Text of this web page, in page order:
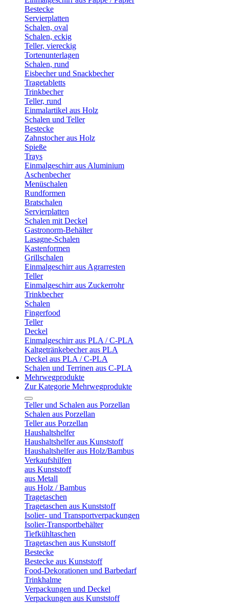
Bestecke
Servierplatten
Schalen, oval
Schalen, eckig
Teller, viereckig
Tortenunterlagen
Schalen, rund
Eisbecher und Snackbecher
Tragetabletts
Trinkbecher
Teller, rund
Einmalartikel aus Holz
Schalen und Teller
Bestecke
Zahnstocher aus Holz
Spieße
Trays
Einmalgeschirr aus Aluminium
Aschenbecher
Menüschalen
Rundformen
Bratschalen
Servierplatten
Schalen mit Deckel
Gastronorm-Behälter
Lasagne-Schalen
Kastenformen
Grillschalen
Einmalgeschirr aus Agrarresten
Teller
Einmalgeschirr aus Zuckerrohr
Trinkbecher
Schalen
Fingerfood
Teller
Deckel
Einmalgeschirr aus PLA / C-PLA
Kaltgetränkebecher aus PLA
Deckel aus PLA / C-PLA
Schalen und Terrinen aus C-PLA
Mehrwegprodukte
Zur Kategorie Mehrwegprodukte
Teller und Schalen aus Porzellan
Schalen aus Porzellan
Teller aus Porzellan
Haushaltshelfer
Haushaltshelfer aus Kunststoff
Haushaltshelfer aus Holz/Bambus
Verkaufshilfen
aus Kunststoff
aus Metall
aus Holz / Bambus
Tragetaschen
Tragetaschen aus Kunststoff
Isolier- und Transportverpackungen
Isolier-Transportbehälter
Tiefkühltaschen
Tragetaschen aus Kunststoff
Bestecke
Bestecke aus Kunststoff
Food-Dekorationen und Barbedarf
Trinkhalme
Verpackungen und Deckel
Verpackungen aus Kunststoff